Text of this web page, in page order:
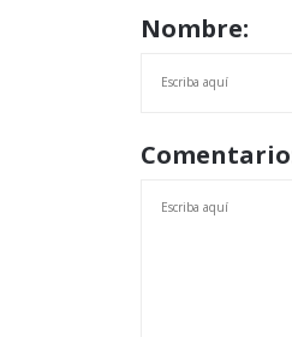
Nombre: